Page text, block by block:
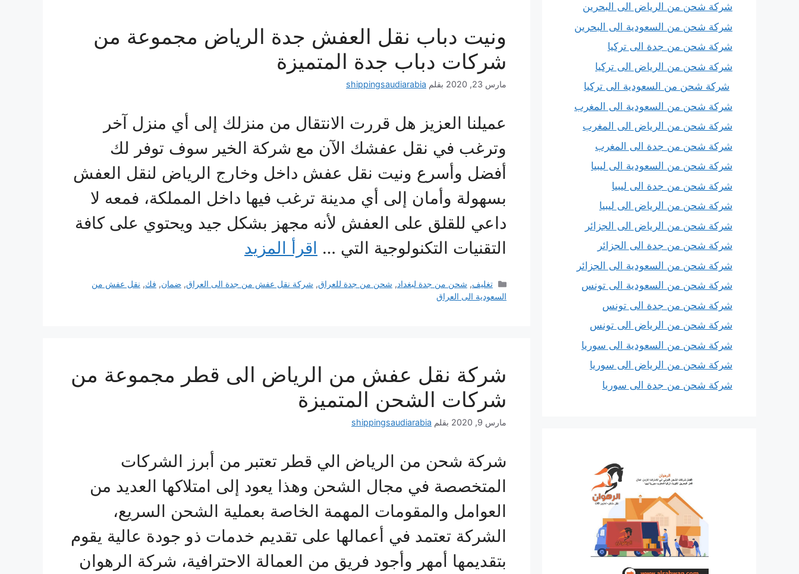
ونيت دباب نقل العفش جدة الرياض مجموعة من
شركات دباب جدة المتميزة
مارس 23, 2020 بقلم shippingsaudiarabia
عميلنا العزيز هل قررت الانتقال من منزلك إلى أي منزل آخر
وترغب في نقل عفشك الآن مع شركة الخير سوف توفر لك
أفضل وأسرع ونيت نقل عفش داخل وخارج الرياض لنقل العفش
بسهولة وأمان إلى أي مدينة ترغب فيها داخل المملكة، فمعه لا
داعي للقلق على العفش لأنه مجهز بشكل جيد ويحتوي على كافة
التقنيات التكنولوجية التي … اقرأ المزيد
التصنيفات
تغليف, شحن من جدة لبغداد, شحن من جدة للعراق, شركة نقل عفش من جدة الى العراق, ضمان, فك, نقل عفش من
السعودية الى العراق
شركة نقل عفش من الرياض الى قطر مجموعة من
شركات الشحن المتميزة
مارس 9, 2020 بقلم shippingsaudiarabia
شركة شحن من الرياض الي قطر تعتبر من أبرز الشركات
المتخصصة في مجال الشحن وهذا يعود إلى امتلاكها العديد من
العوامل والمقومات المهمة الخاصة بعملية الشحن السريع،
الشركة تعتمد في أعمالها على تقديم خدمات ذو جودة عالية يقوم
بتقديمها أمهر وأجود فريق من العمالة الاحترافية، شركة الرهوان
شركة شحن من الرياض الى البحرين
شركة شحن من السعودية الى البحرين
شركة شحن من جدة الى تركيا
شركة شحن من الرياض الى تركيا
شركة شحن من السعودية الى تركيا
شركة شحن من السعودية الى المغرب
شركة شحن من الرياض الى المغرب
شركة شحن من جدة الى المغرب
شركة شحن من السعودية الى ليبيا
شركة شحن من جدة الى ليبيا
شركة شحن من الرياض الى ليبيا
شركة شحن من الرياض الى الجزائر
شركة شحن من جدة الى الجزائر
شركة شحن من السعودية الى الجزائر
شركة شحن من السعودية الى تونس
شركة شحن من جدة الى تونس
شركة شحن من الرياض الى تونس
شركة شحن من السعودية الى سوريا
شركة شحن من الرياض الى سوريا
شركة شحن من جدة الى سوريا